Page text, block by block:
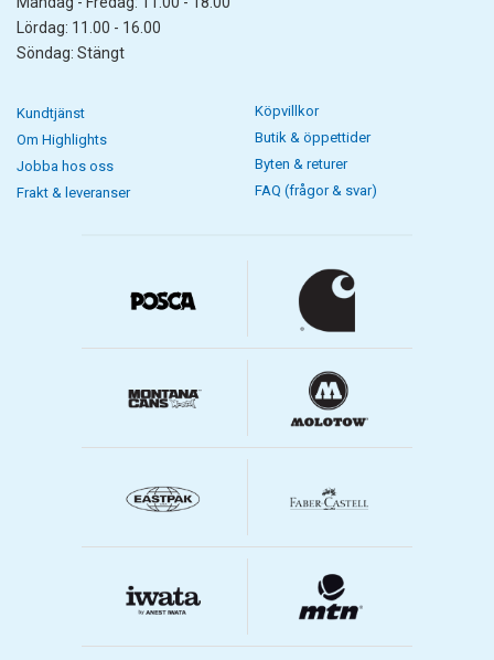
Lördag: 11.00 - 16.00
Söndag: Stängt
Kundtjänst
Om Highlights
Jobba hos oss
Frakt & leveranser
Köpvillkor
Butik & öppettider
Byten & returer
FAQ (frågor & svar)